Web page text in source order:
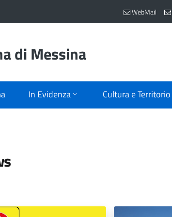
WebMail
di Messina
In Evidenza Cultura e Territorio